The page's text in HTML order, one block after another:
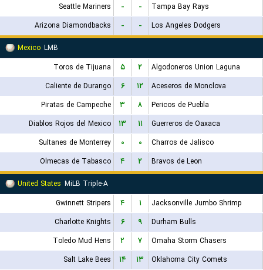
Seattle Mariners
- -
Tampa Bay Rays
Arizona Diamondbacks
- -
Los Angeles Dodgers
Mexico LMB
Toros de Tijuana
۵ ۲
Algodoneros Union Laguna
Caliente de Durango
۶ ۱۲
Aceseros de Monclova
Piratas de Campeche
۳ ۸
Pericos de Puebla
Diablos Rojos del Mexico
۱۳ ۱۱
Guerreros de Oaxaca
Sultanes de Monterrey
۰ ۰
Charros de Jalisco
Olmecas de Tabasco
۴ ۲
Bravos de Leon
United States MiLB Triple-A
Gwinnett Stripers
۴ ۱
Jacksonville Jumbo Shrimp
Charlotte Knights
۶ ۹
Durham Bulls
Toledo Mud Hens
۲ ۷
Omaha Storm Chasers
Salt Lake Bees
۱۴ ۱۳
Oklahoma City Comets